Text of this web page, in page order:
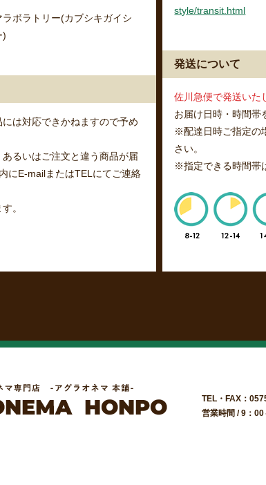
ボラトリー(カブシキガイシ
)
は対応できかねますので予め
るいはご注文と違う商品が届
にE-mailまたはTELにてご連絡
。
style/transit.html
発送について
佐川急便で発送いた
お届け日時・時間帯
※配達日時ご指定の
さい。
※指定できる時間帯
TEL・FAX：
営業時間 / 9：